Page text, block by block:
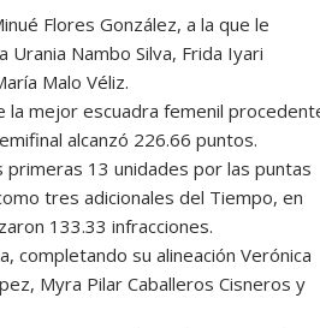
Flores González, a la que le
Urania Nambo Silva, Frida Iyari
Malo Véliz.
la mejor escuadra femenil
alcanzó 226.66 puntos.
primeras 13 unidades por las puntas
tres adicionales del Tiempo, en
133.33 infracciones.
completando su alineación Verónica
Myra Pilar Caballeros Cisneros y